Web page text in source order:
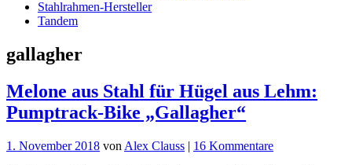
Stahlrahmen-Hersteller
Tandem
gallagher
Melone aus Stahl für Hügel aus Lehm:
Pumptrack-Bike „Gallagher“
1. November 2018 von Alex Clauss | 16 Kommentarezu